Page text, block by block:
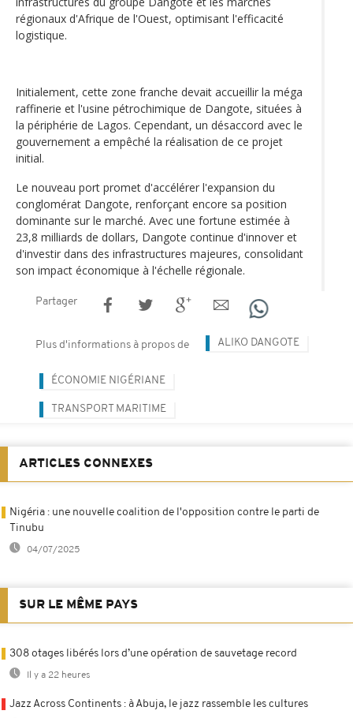
régionaux d'Afrique de l'Ouest, optimisant l'efficacité
logistique.
Initialement, cette zone franche devait accueillir la méga
raffinerie et l'usine pétrochimique de Dangote, situées à
la périphérie de Lagos. Cependant, un désaccord avec le
gouvernement a empêché la réalisation de ce projet
initial.
Le nouveau port promet d'accélérer l'expansion du
conglomérat Dangote, renforçant encore sa position
dominante sur le marché. Avec une fortune estimée à
23,8 milliards de dollars, Dangote continue d'innover et
d'investir dans des infrastructures majeures, consolidant
son impact économique à l'échelle régionale.
Partager
Plus d'informations à propos de ALIKO DANGOTE
ÉCONOMIE NIGÉRIANE
TRANSPORT MARITIME
ARTICLES CONNEXES
Nigéria : une nouvelle coalition de l'opposition contre le parti de
Tinubu
04/07/2025
SUR LE MÊME PAYS
308 otages libérés lors d’une opération de sauvetage record
Il y a 22 heures
Jazz Across Continents : à Abuja, le jazz rassemble les cultures